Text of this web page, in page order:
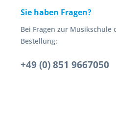
Sie haben Fragen?
Bei Fragen zur Musikschule
Bestellung:
+49 (0) 851 9667050